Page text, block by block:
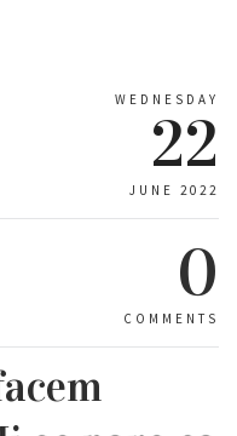
WEDNESDAY
22
JUNE 2022
0
COMMENTS